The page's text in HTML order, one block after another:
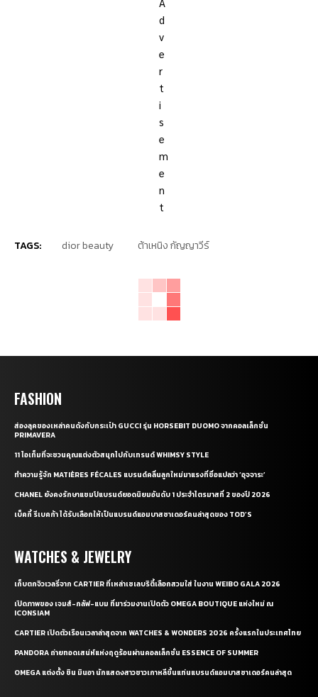
TAGS: dior beauty ต้าเหนิง กัญญาวีร์
FASHION
ส่องลุคของเหล่าคนดังกับกระเป๋า GUCCI รุ่น HORSEBIT DUOMO จากคอลเล็กชั่น
PRIMAVERA
11 ไอเท็มที่จะชวนคุณแต่งตัวสนุกไปกับเทรนด์ WHIMSY STYLE
ทำความรู้จัก MATIÈRES FÉCALES แบรนด์คลื่นลูกใหม่มาแรงที่ชื่อแปลว่า ‘อุจจาระ’
CHANEL ยังคงรักษาแชมป์แบรนด์ยอดนิยมอันดับ 1 ประจำไตรมาสที่ 2 ของปี 2026
เบ็คกี้ รีเบคก้า ได้รับเลือกให้เป็นแบรนด์แอมบาสซาเดอร์คนล่าสุดของ TOD’S
WATCHES & JEWELRY
เก็บตกจิวเวลรี่จาก CARTIER ที่เหล่าเซเลบริตี้เลือกสวมใส่ ในงาน WEIBO GALA 2026
เปิดภาพของ เจมส์-กลัฟ-แบม ที่มาร่วมงานเปิดตัว OMEGA BOUTIQUE แห่งใหม่ ณ
ICONSIAM
CARTIER เปิดตัวเรือนเวลาล่าสุดจาก WATCHES & WONDERS 2026 ครั้งแรกในประเทศไทย
PANDORA ถ่ายทอดเสน่ห์แห่งฤดูร้อนผ่านคอลเล็กชั่น ESSENCE OF SUMMER
OMEGA แต่งตั้ง ชิน มินอา นักแสดงสาวชาวเกาหลีขึ้นแท่นแบรนด์แอมบาสซาเดอร์คนล่าสุด